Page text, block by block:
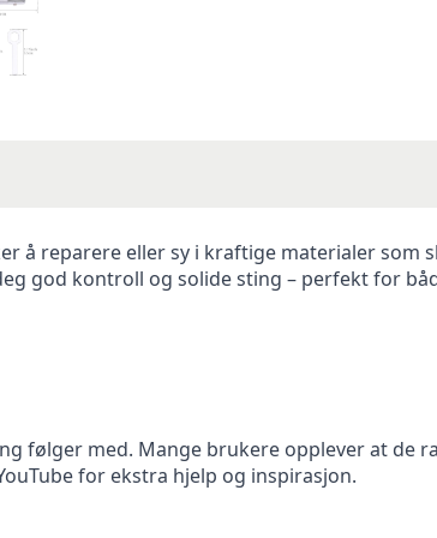
å reparere eller sy i kraftige materialer som
god kontroll og solide sting – perfekt for
følger med. Mange brukere opplever at de
for ekstra hjelp og inspirasjon.